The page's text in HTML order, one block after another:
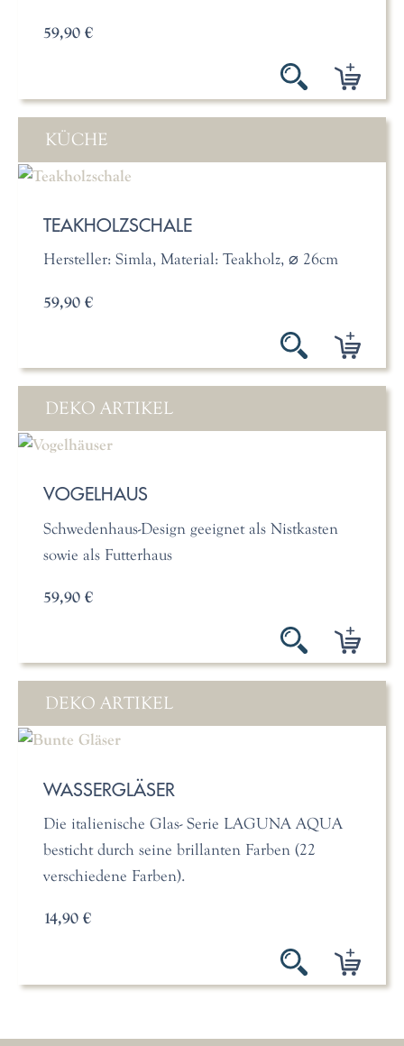
59,90 €
KÜCHE
TEAKHOLZSCHALE
Hersteller: Simla, Material: Teakholz, ⌀ 26cm
59,90 €
DEKO ARTIKEL
VOGELHAUS
Schwedenhaus-Design geeignet als Nistkasten
sowie als Futterhaus
59,90 €
DEKO ARTIKEL
WASSERGLÄSER
Die italienische Glas- Serie LAGUNA AQUA
besticht durch seine brillanten Farben (22
verschiedene Farben).
14,90 €